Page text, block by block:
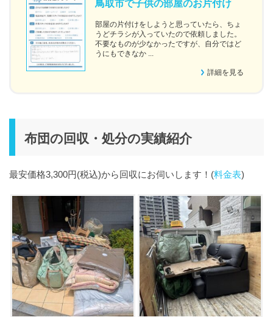
鳥取市で子供の部屋のお片付け
部屋の片付けをしようと思っていたら、ちょ
うどチラシが入っていたので依頼しました。
不要なものが少なかったですが、自分ではど
うにもできなか ...
詳細を見る
布団の回収・処分の実績紹介
最安価格3,300円(税込)から回収にお伺いします！(料金表)